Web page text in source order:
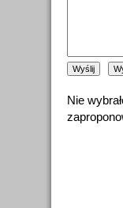
Nie